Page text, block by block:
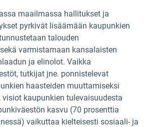
maailmassa hallitukset ja
pyrkivät lisäämään kaupunkien
talouden
varmistamaan kansalaisten
ja elinolot. Vaikka
tutkijat jne. ponnistelevat
haasteiden muuttamiseksi
kaupunkien tulevaisuudesta
kasvu (70 prosenttia
vaikuttaa kielteisesti sosiaali- ja